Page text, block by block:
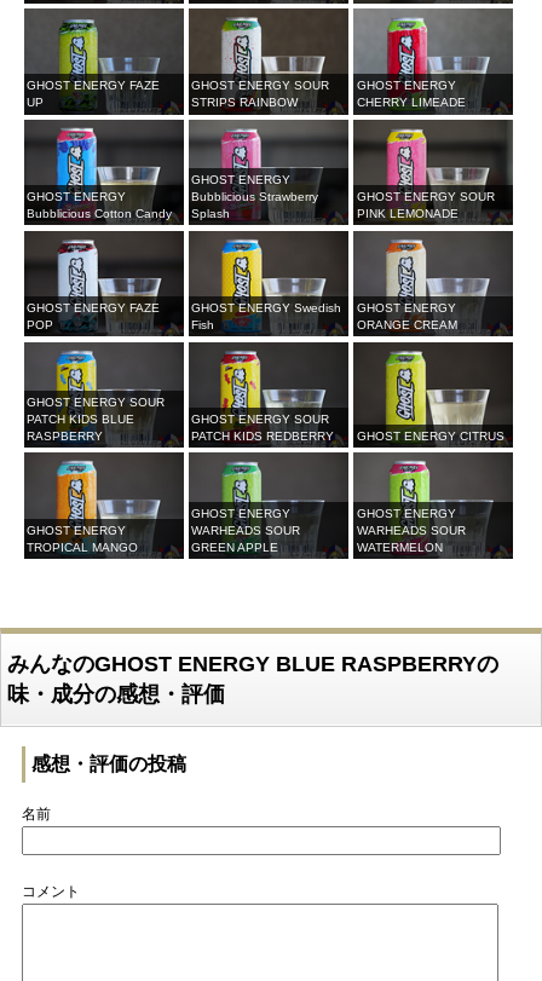
GHOST ENERGY FAZE
UP
GHOST ENERGY SOUR
STRIPS RAINBOW
GHOST ENERGY
CHERRY LIMEADE
GHOST ENERGY
Bubblicious Cotton Candy
GHOST ENERGY
Bubblicious Strawberry
Splash
GHOST ENERGY SOUR
PINK LEMONADE
GHOST ENERGY FAZE
POP
GHOST ENERGY Swedish
Fish
GHOST ENERGY
ORANGE CREAM
GHOST ENERGY SOUR
PATCH KIDS BLUE
RASPBERRY
GHOST ENERGY SOUR
PATCH KIDS REDBERRY
GHOST ENERGY CITRUS
GHOST ENERGY
TROPICAL MANGO
GHOST ENERGY
WARHEADS SOUR
GREEN APPLE
GHOST ENERGY
WARHEADS SOUR
WATERMELON
みんなのGHOST ENERGY BLUE RASPBERRYの
味・成分の感想・評価
感想・評価の投稿
名前
コメント